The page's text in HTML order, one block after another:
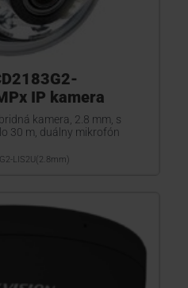
IP kamera
kamera, 2.8 mm, s
30 m, duálny mikrofón
LIS2U(2.8mm)